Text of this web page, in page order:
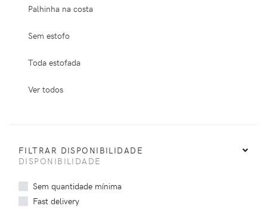
Palhinha na costa
Sem estofo
Toda estofada
Ver todos
FILTRAR DISPONIBILIDADE
DISPONIBILIDADE
Sem quantidade mínima
Fast delivery